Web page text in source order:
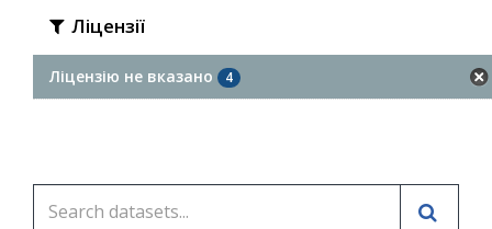
Ліцензії
Ліцензію не вказано 4